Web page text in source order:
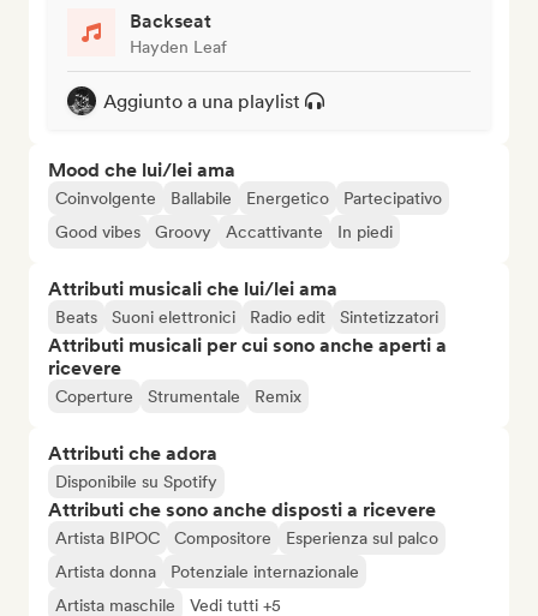
Backseat
Hayden Leaf
Aggiunto a una playlist
Mood che lui/lei ama
Coinvolgente Ballabile Energetico
Partecipativo
Good vibes
Groovy Accattivante In piedi
Attributi musicali che lui/lei ama
Beats Suoni elettronici Radio edit Sintetizzatori
Attributi musicali per cui sono anche aperti a
ricevere
Coperture Strumentale Remix
Attributi che adora
Disponibile su Spotify
Attributi che sono anche disposti a ricevere
Artista BIPOC Compositore
Esperienza sul palco
Artista donna
Potenziale internazionale
Artista maschile
Vedi tutti +5